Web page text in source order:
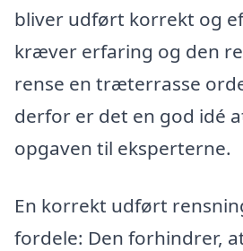
bliver udført korrekt og
kræver erfaring og den
rense en træterrasse
derfor er det en god idé
opgaven til eksperterne.
En korrekt udført
fordele: Den forhindrer,